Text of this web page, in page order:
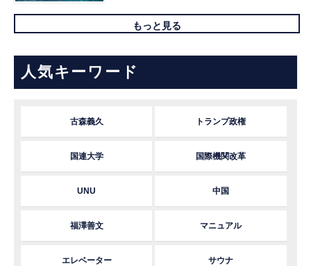
もっと見る
人気キーワード
古森義久 トランプ政権
国連大学 国際機関改革
UNU 中国
福澤善文 マニュアル
エレベーター サウナ